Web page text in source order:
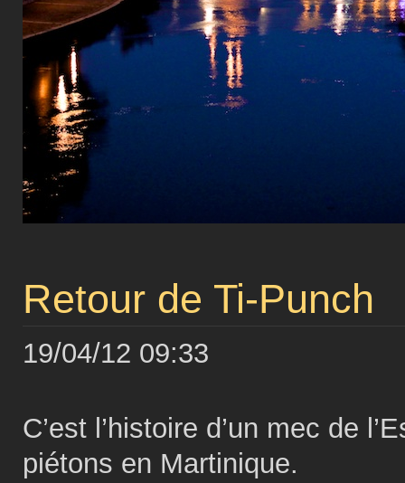
Retour de Ti-Punch
19/04/12 09:33
C’est l’histoire d’un mec de
piétons en Martinique.